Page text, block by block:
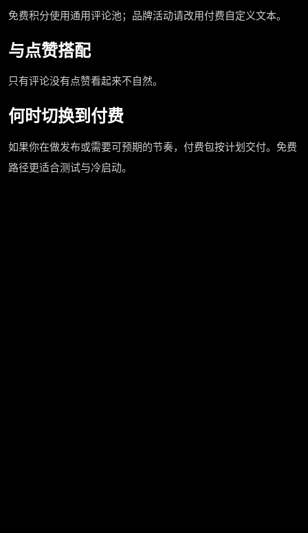
免费积分使用通用评论池；品牌活动请改用付费自定义文本。
与点赞搭配
只有评论没有点赞看起来不自然。
何时切换到付费
如果你在做发布或需要可预期的节奏，付费包按计划交付。免费
路径更适合测试与冷启动。